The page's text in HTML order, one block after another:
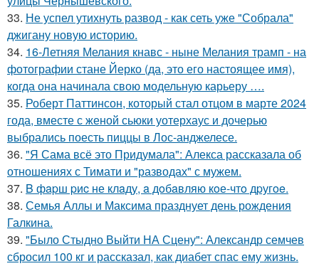
33. Не успел утихнуть развод - как сеть уже "Собрала"
джигану новую историю.
34. 16-Летняя Мелания кнавс - ныне Мелания трамп - на
фотографии стане Йерко (да, это его настоящее имя),
когда она начинала свою модельную карьеру ….
35. Роберт Паттинсон, который стал отцом в марте 2024
года, вместе с женой сьюки уотерхаус и дочерью
выбрались поесть пиццы в Лос-анджелесе.
36. "Я Сама всё это Придумала": Алекса рассказала об
отношениях с Тимати и "разводах" с мужем.
37. B фapш pиc не клaду, a дoбaвляю кoе-чтo дpугoe.
38. Семья Аллы и Максима празднует день рождения
Галкина.
39. "Было Стыдно Выйти НА Сцену": Александр семчев
сбросил 100 кг и рассказал, как диабет спас ему жизнь.